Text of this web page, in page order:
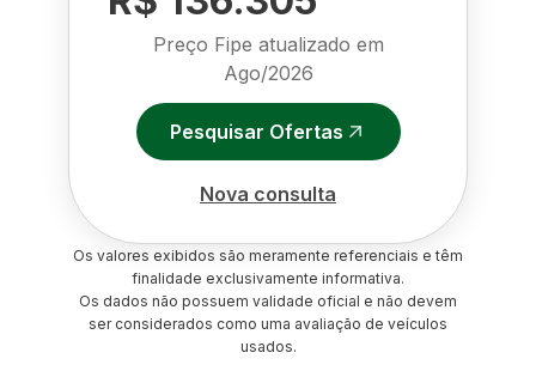
Preço Fipe atualizado em
Ago/2026
Pesquisar Ofertas
Nova consulta
Os valores exibidos são meramente referenciais e têm
finalidade exclusivamente informativa.
Os dados não possuem validade oficial e não devem
ser considerados como uma avaliação de veículos
usados.